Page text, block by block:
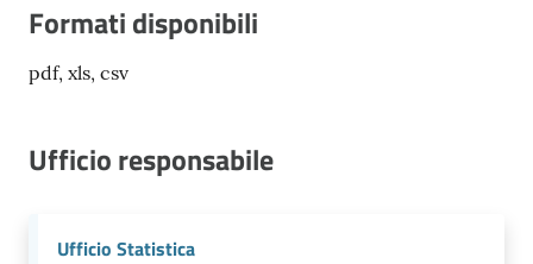
Formati disponibili
pdf, xls, csv
Ufficio responsabile
Ufficio Statistica